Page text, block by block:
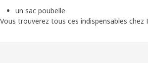
un sac poubelle
Vous trouverez tous ces indispensables chez